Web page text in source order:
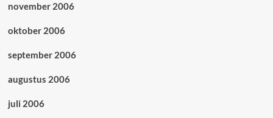
november 2006
oktober 2006
september 2006
augustus 2006
juli 2006